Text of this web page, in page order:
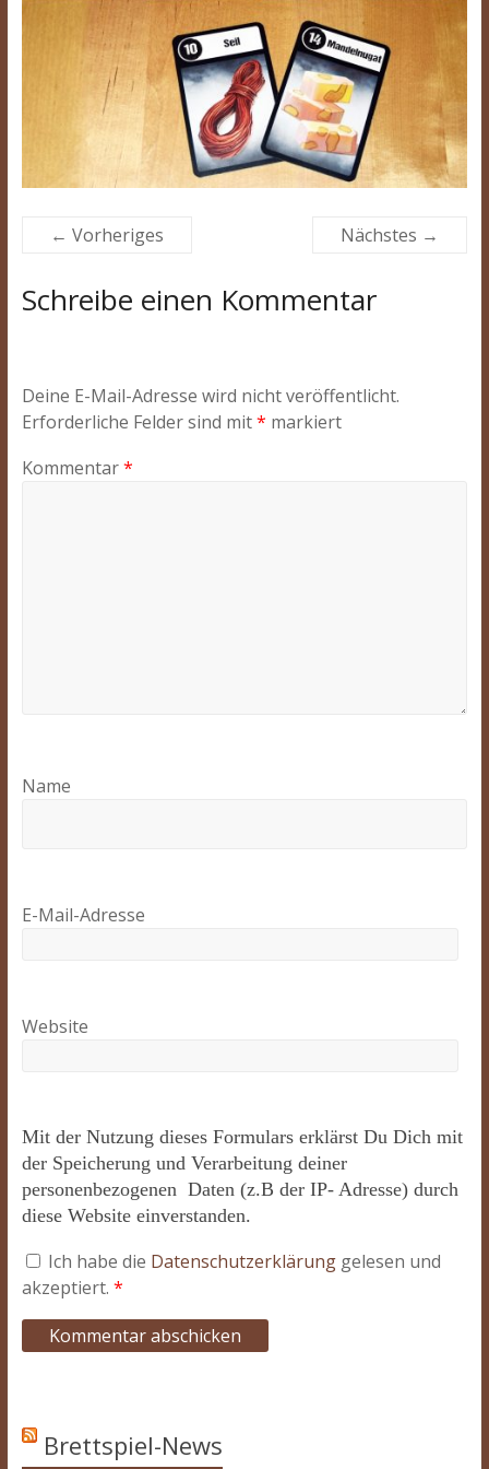
← Vorheriges Nächstes →
Schreibe einen Kommentar
Deine E-Mail-Adresse wird nicht veröffentlicht.
Erforderliche Felder sind mit* markiert
Kommentar*
Name
E-Mail-Adresse
Website
Mit der Nutzung dieses Formulars erklärst Du Dich mit
der Speicherung und Verarbeitung deiner
personenbezogenen Daten (z.B der IP- Adresse) durch
diese Website einverstanden.
Ich habe die Datenschutzerklärung gelesen und
akzeptiert. *
Brettspiel-News